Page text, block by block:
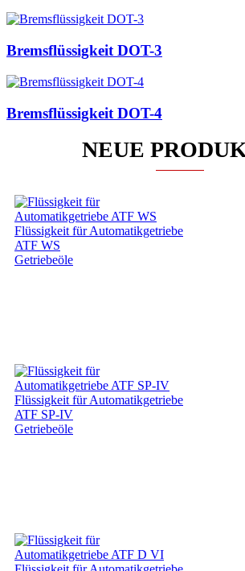
Bremsflüssigkeit DOT-3
Bremsflüssigkeit DOT-4
NEUE
Flüssigkeit für Automatikgetriebe
ATF WS
Getriebeöle
Flüssigkeit für Automatikgetriebe
ATF SP-IV
Getriebeöle